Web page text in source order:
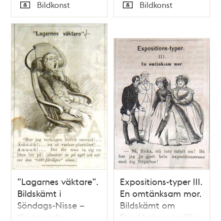
Veckoblad för
Skämt, Humor och
Satir, nr 39, den 23
september 1866
Typ
Bildkonst
Skämt, Humor och
Satir, nr 28, den 8
Typ
Bildkonst
”Lagarnes väktare”.
Bildskämt i
Söndags-Nisse –
Illustreradt
Expositions-typer III.
En omtänksam mor.
Bildskämt om
Stockholmsutställningen